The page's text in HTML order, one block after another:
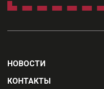
НОВОСТИ
КОНТАКТЫ